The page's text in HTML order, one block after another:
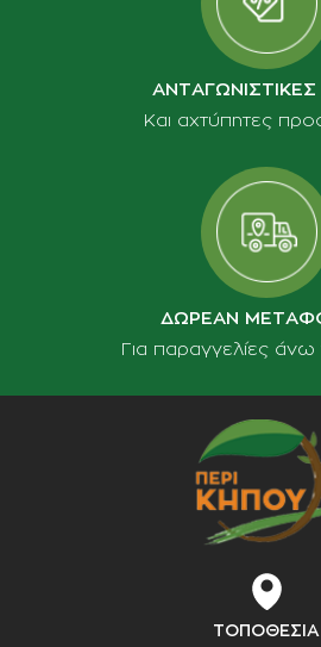
ΑΝΤΑΓΩΝΙΣΤΙΚΕΣ
Και αχτύπητες
ΔΩΡΕΑΝ
Για παραγγελίες
ΤΟΠΟΘΕΣΙΑ